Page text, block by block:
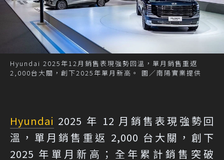
Hyundai 2025年12月銷售表現強勢回溫，單月銷售重返
2,000台大關，創下2025年單月新高。 圖／南陽實業提供
Hyundai 2025 年 12 月銷售表現強勢回
溫，單月銷售重返 2,000 台大關，創下
2025 年單月新高；全年累計銷售突破